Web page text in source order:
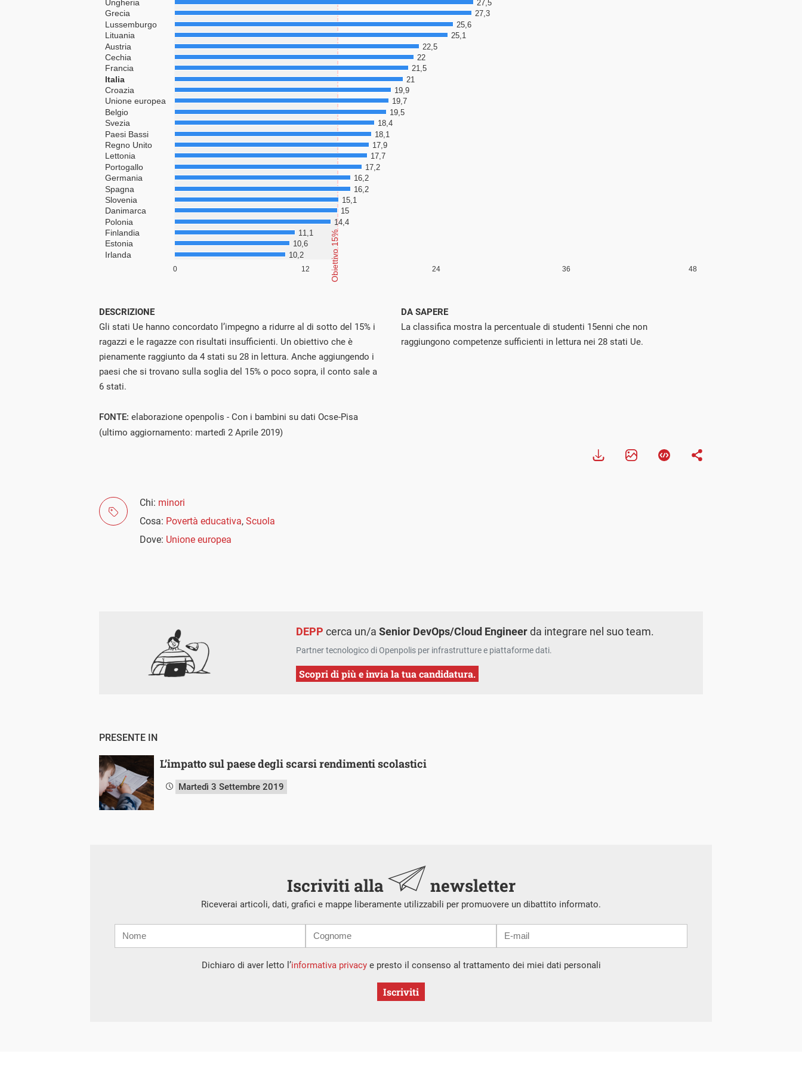
DESCRIZIONE
Gli stati Ue hanno concordato l’impegno a ridurre al di sotto del 15% i
ragazzi e le ragazze con risultati insufficienti. Un obiettivo che è
pienamente raggiunto da 4 stati su 28 in lettura. Anche aggiungendo i
paesi che si trovano sulla soglia del 15% o poco sopra, il conto sale a
6 stati.
DA SAPERE
La classifica mostra la percentuale di studenti 15enni che non
raggiungono competenze sufficienti in lettura nei 28 stati Ue.
FONTE: elaborazione openpolis - Con i bambini su dati Ocse-Pisa
(ultimo aggiornamento: martedì 2 Aprile 2019)
Chi: minori
Cosa: Povertà educativa, Scuola
Dove: Unione europea
DEPP cerca un/aSenior DevOps/Cloud Engineerda integrare nel suo team.
Partner tecnologico di Openpolis per infrastrutture e piattaforme dati.
Scopri di più e invia la tua candidatura.
PRESENTE IN
L’impatto sul paese degli scarsi rendimenti scolastici
Martedì 3 Settembre 2019
Iscriviti alla newsletter
Riceverai articoli, dati, grafici e mappe liberamente utilizzabili per promuovere un dibattito informato.
mail
Dichiaro di aver letto l’informativa privacye presto il consenso al trattamento dei miei dati personali
Iscriviti